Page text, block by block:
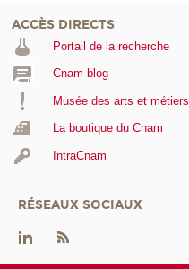
ACCÈS DIRECTS
Portail de la recherche
Cnam blog
Musée des arts et métiers
La boutique du Cnam
IntraCnam
RÉSEAUX SOCIAUX